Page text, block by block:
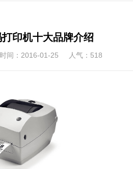
印机十大品牌介绍
间：2016-01-25 人气： 518